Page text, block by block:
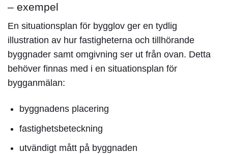
– exempel
En situationsplan för bygglov ger en tydlig
illustration av hur fastigheterna och tillhörande
byggnader samt omgivning ser ut från ovan. Detta
behöver finnas med i en situationsplan för
bygganmälan:
byggnadens placering
fastighetsbeteckning
utvändigt mått på byggnaden